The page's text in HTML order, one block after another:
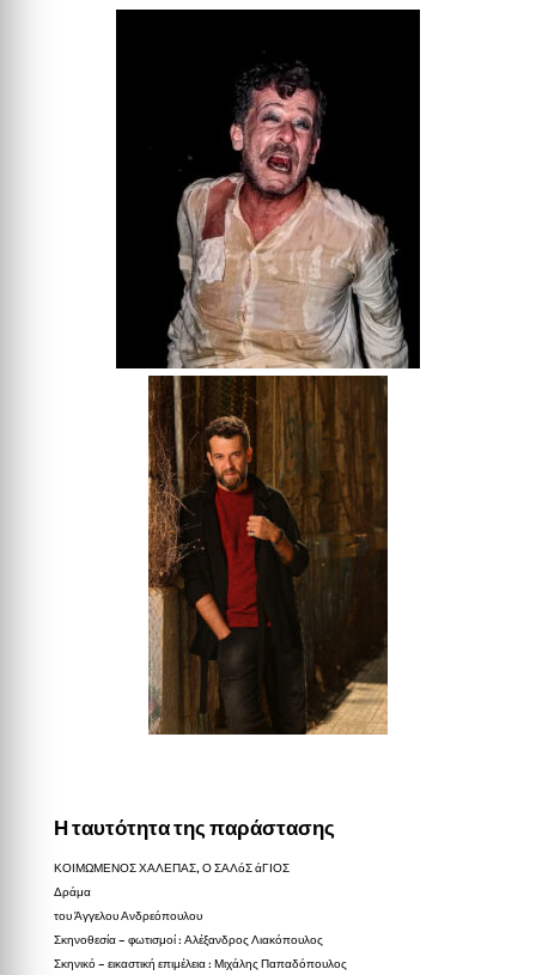
Η ταυτότητα της παράστασης
ΚΟΙΜΩΜΕΝΟΣ ΧΑΛΕΠΑΣ, Ο ΣΑΛόΣ άΓΙΟΣ
Δράμα
του Άγγελου Ανδρεόπουλου
Σκηνοθεσία – φωτισμοί : Αλέξανδρος Λιακόπουλος
Σκηνικό – εικαστική επιμέλεια : Μιχάλης Παπαδόπουλος